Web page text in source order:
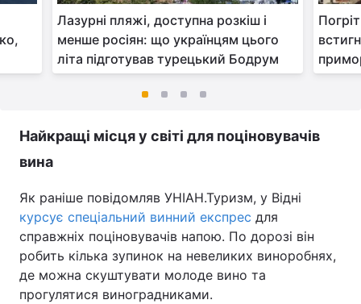
Лазурні пляжі, доступна розкіш і
менше росіян: що українцям цього
літа підготував турецький Бодрум
Найкращі місця у світі для поціновувачів
вина
Як раніше повідомляв УНІАН.Туризм, у Відні
курсує спеціальний винний експрес для
справжніх поціновувачів напою. По дорозі він
робить кілька зупинок на невеликих виноробнях,
де можна скуштувати молоде вино та
прогулятися виноградниками.